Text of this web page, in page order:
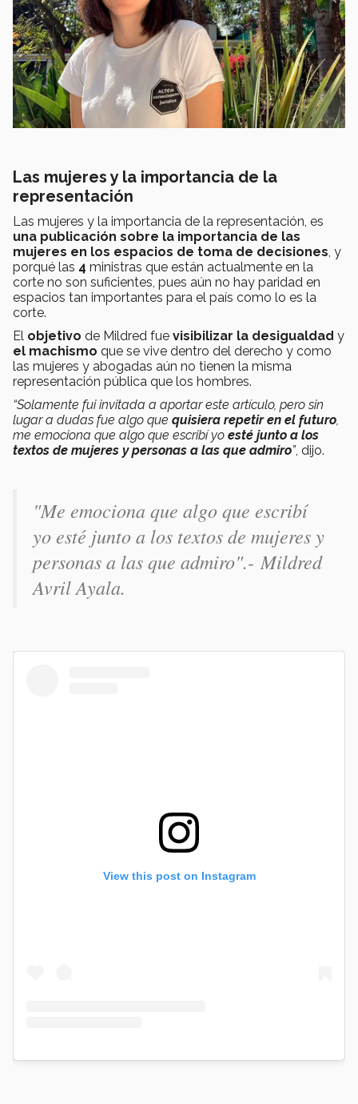
Las mujeres y la importancia de la
representación
Las mujeres y la importancia de la representación, es
una publicación sobre la importancia de las
mujeres en los espacios de toma de decisiones, y
porqué las 4 ministras que están actualmente en la
corte no son suficientes, pues aún no hay paridad en
espacios tan importantes para el país como lo es la
corte.
El objetivo de Mildred fue visibilizar la desigualdad y
el machismo que se vive dentro del derecho y como
las mujeres y abogadas aún no tienen la misma
representación pública que los hombres.
“Solamente fui invitada a aportar este artículo, pero sin
lugar a dudas fue algo que quisiera repetir en el futuro,
me emociona que algo que escribí yo esté junto a los
textos de mujeres y personas a las que admiro”, dijo.
"Me emociona que algo que escribí
yo esté junto a los textos de mujeres y
personas a las que admiro".- Mildred
Avril Ayala.
View this post on Instagram